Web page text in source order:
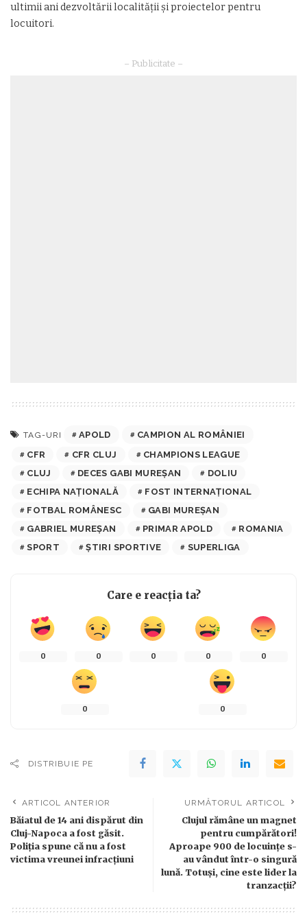
ultimii ani dezvoltării localității și proiectelor pentru
locuitori.
– Publicitate –
TAG-URI APOLD
CAMPION AL ROMÂNIEI
CFR
CFR CLUJ
CHAMPIONS LEAGUE
CLUJ
DECES GABI MUREȘAN
DOLIU
ECHIPA NAȚIONALĂ
FOST INTERNAȚIONAL
FOTBAL ROMÂNESC
GABI MUREȘAN
GABRIEL MUREȘAN
PRIMAR APOLD
ROMANIA
SPORT
ȘTIRI SPORTIVE SUPERLIGA
Care e reacția ta?
0 0 0 0 0
0 0
DISTRIBUIE PE
ARTICOL ANTERIOR
Băiatul de 14 ani dispărut din
Cluj-Napoca a fost găsit.
Poliția spune că nu a fost
victima vreunei infracțiuni
URMĂTORUL ARTICOL
Clujul rămâne un magnet
pentru cumpărători!
Aproape 900 de locuințe s-
au vândut într-o singură
lună. Totuși, cine este lider la
tranzacții?